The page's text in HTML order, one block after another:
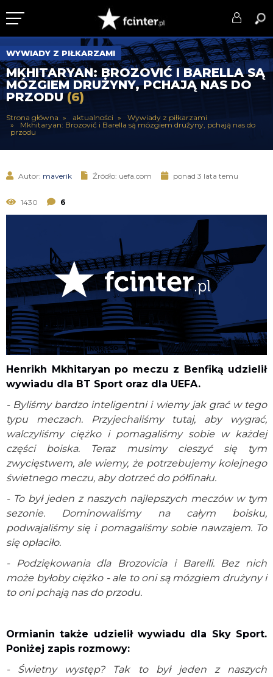
KLUB
DRUŻYNA
SERIE A
PUCHARY
SERWIS
WYWIADY Z PIŁKARZAMI
MKHITARYAN: BROZOVIĆ I BARELLA SĄ
MÓZGIEM DRUŻYNY, PCHAJĄ NAS DO
PRZODU(6)
Strona główna aktualności
Wywiady z piłkarzami
Mkhitaryan: Brozović i Barella są mózgiem drużyny, pchają nas do
przodu
Autor: maverik Źródło: uefa.com ponad 3 lata temu
1430 6
Henrikh Mkhitaryan po meczu z Benfiką udzielił
wywiadu dla BT Sport oraz dla UEFA.
- Byliśmy bardzo inteligentni i wiemy jak grać w tego
typu meczach. Przyjechaliśmy tutaj, aby wygrać,
walczyliśmy ciężko i pomagaliśmy sobie w każdej
części boiska. Teraz musimy cieszyć się tym
zwycięstwem, ale wiemy, że potrzebujemy kolejnego
świetnego meczu, aby dotrzeć do półfinału.
- To był jeden z naszych najlepszych meczów w tym
sezonie. Dominowaliśmy na całym boisku,
podwajaliśmy się i pomagaliśmy sobie nawzajem. To
się opłaciło.
- Podziękowania dla Brozovicia i Barelli. Bez nich
może byłoby ciężko - ale to oni są mózgiem drużyny i
to oni pchają nas do przodu.
Ormianin także udzielił wywiadu dla Sky Sport.
Poniżej zapis rozmowy:
- Świetny występ? Tak to był jeden z naszych